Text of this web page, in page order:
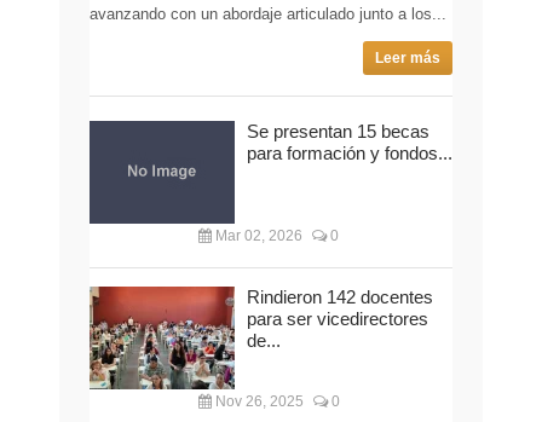
avanzando con un abordaje articulado junto a los...
Leer más
Se presentan 15 becas
para formación y fondos...
Mar 02, 2026 0
Rindieron 142 docentes
para ser vicedirectores
de...
Nov 26, 2025 0